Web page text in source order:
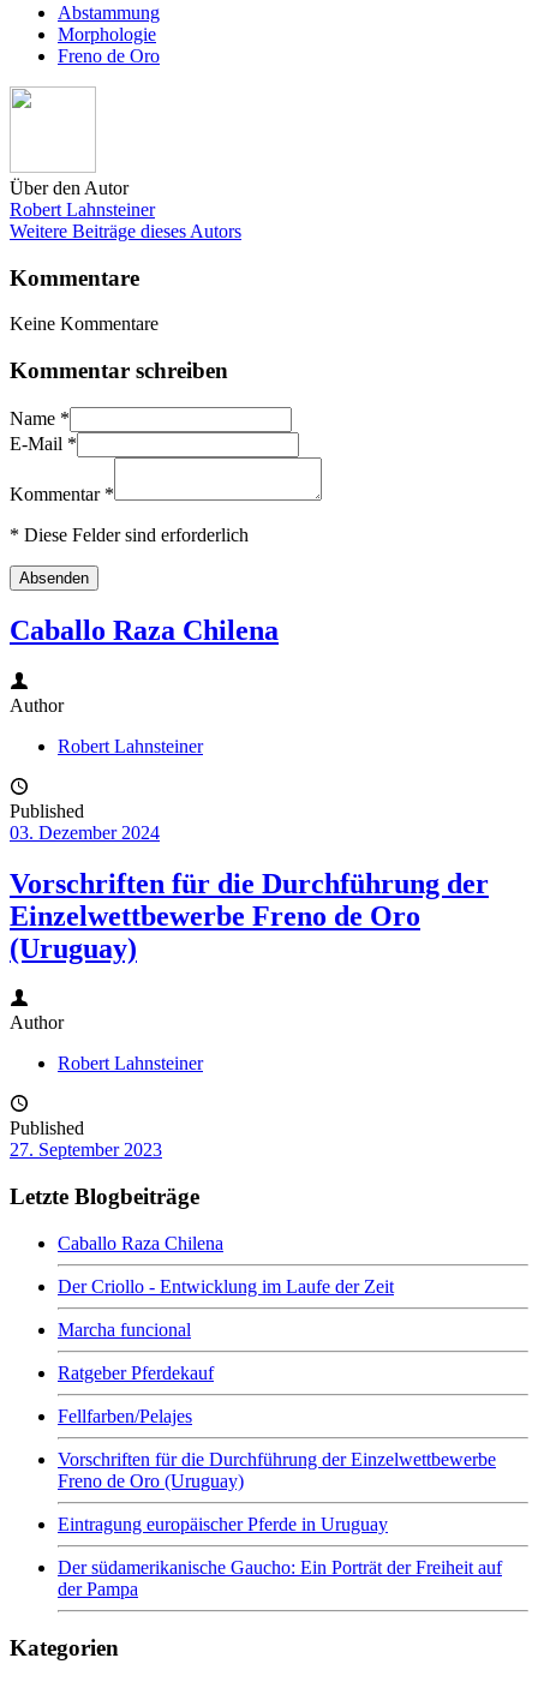
Abstammung
Morphologie
Freno de Oro
Über den Autor
Robert Lahnsteiner
Weitere Beiträge dieses Autors
Kommentare
Keine Kommentare
Kommentar schreiben
Name *
E-Mail *
Kommentar *
* Diese Felder sind erforderlich
Absenden
Caballo Raza Chilena
Author
Robert Lahnsteiner
Published
03. Dezember 2024
Vorschriften für die Durchführung der
Einzelwettbewerbe Freno de Oro
(Uruguay)
Author
Robert Lahnsteiner
Published
27. September 2023
Letzte Blogbeiträge
Caballo Raza Chilena
Der Criollo - Entwicklung im Laufe der Zeit
Marcha funcional
Ratgeber Pferdekauf
Fellfarben/Pelajes
Vorschriften für die Durchführung der Einzelwettbewerbe
Freno de Oro (Uruguay)
Eintragung europäischer Pferde in Uruguay
Der südamerikanische Gaucho: Ein Porträt der Freiheit auf
der Pampa
Kategorien